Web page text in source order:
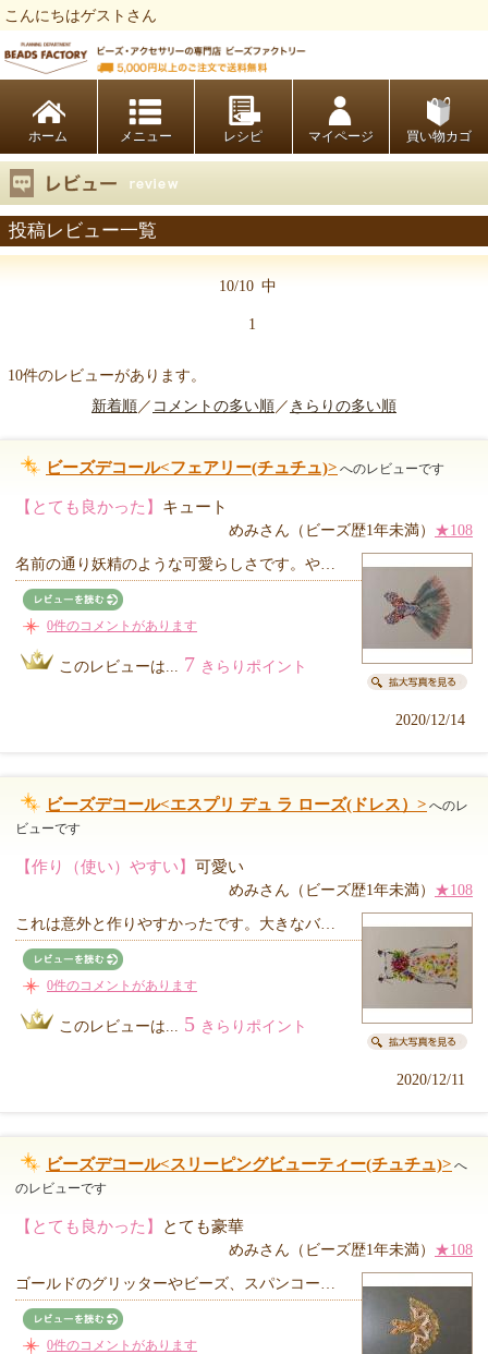
こんにちはゲストさん
ホーム レシピ マイページ 買い物カゴ
投稿レビュー一覧
10/10 中
1
10件のレビューがあります。
新着順／ コメントの多い順／ きらりの多い順
ビーズデコール<フェアリー(チュチュ)> へのレビューです
【とても良かった】 キュート
めみさん（ビーズ歴1年未満） ★108
名前の通り妖精のような可愛らしさです。や…
0件のコメントがあります
このレビューは... 7 きらりポイント
2020/12/14
ビーズデコール<エスプリ デュ ラ ローズ(ドレス）> へのレ
ビューです
【作り（使い）やすい】 可愛い
めみさん（ビーズ歴1年未満） ★108
これは意外と作りやすかったです。大きなバ…
0件のコメントがあります
このレビューは... 5 きらりポイント
2020/12/11
ビーズデコール<スリーピングビューティー(チュチュ)> へ
のレビューです
【とても良かった】 とても豪華
めみさん（ビーズ歴1年未満） ★108
ゴールドのグリッターやビーズ、スパンコー…
0件のコメントがあります